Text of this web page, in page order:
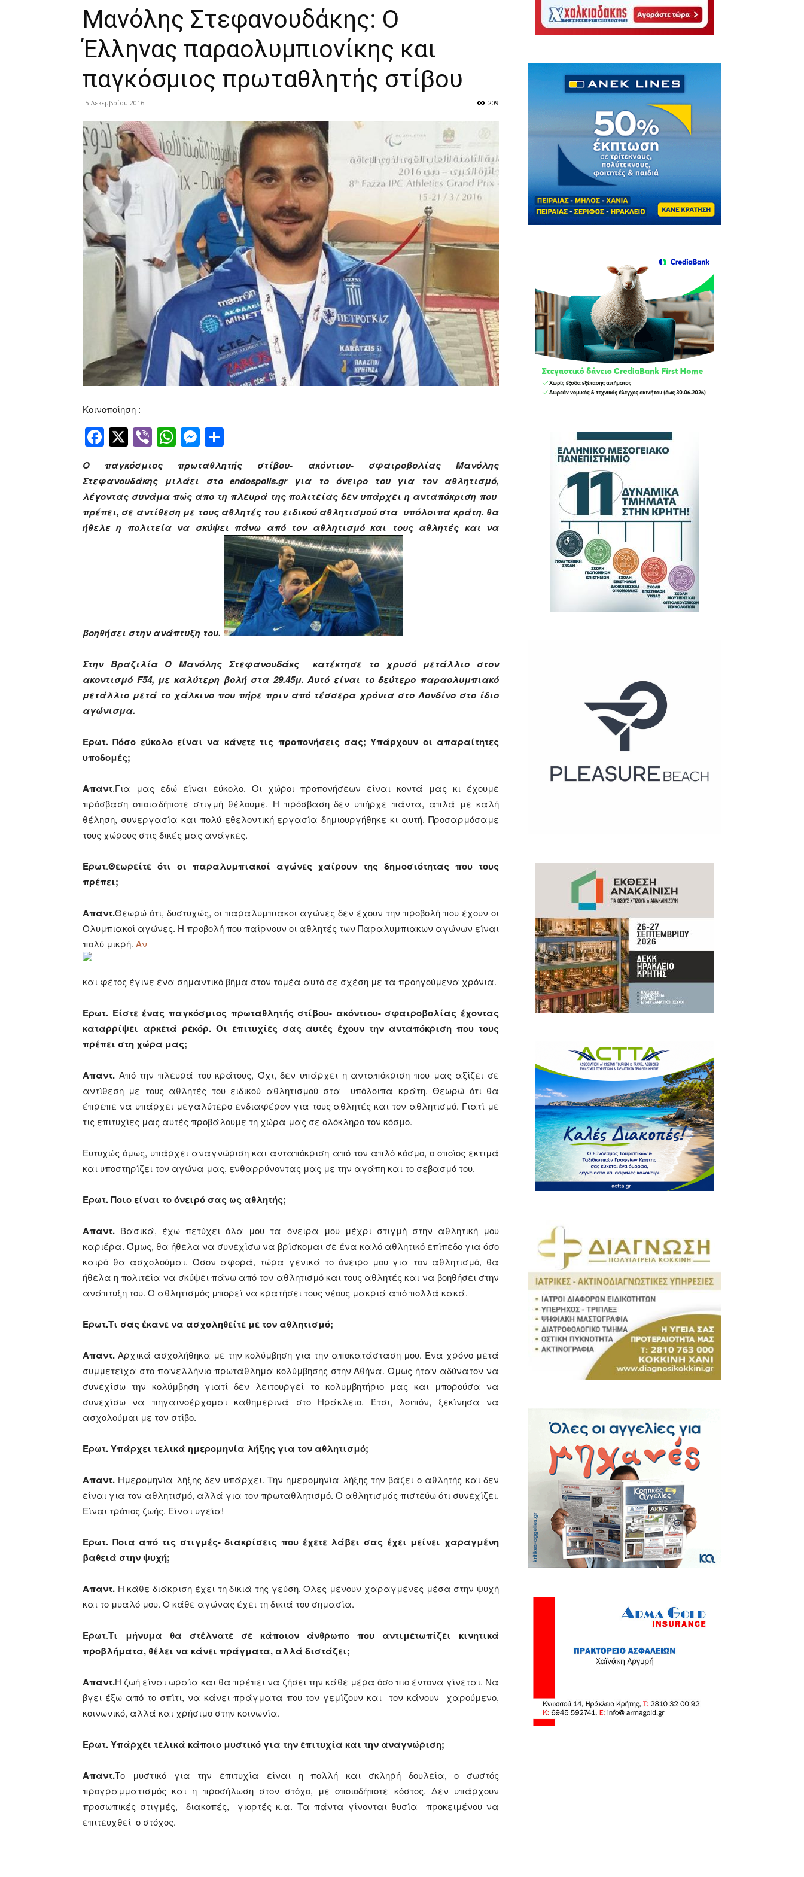
Μανόλης Στεφανουδάκης: Ο
Έλληνας παραολυμπιονίκης και
παγκόσμιος πρωταθλητής στίβου
5 Δεκεμβρίου 2016 209
Κοινοποίηση :
Facebook
Twitter
ViberWhatsApp
Messenger
Ο παγκόσμιος πρωταθλητής στίβου- ακόντιου- σφαιροβολίας Μανόλης
Στεφανουδάκης μιλάει στο endospolis.gr για το όνειρο του για τον αθλητισμό,
λέγοντας συνάμα πώς απο τη πλευρά της πολιτείας δεν υπάρχει η ανταπόκριση που
πρέπει, σε αντίθεση με τους αθλητές του ειδικού αθλητισμού στα υπόλοιπα κράτη. θα
ήθελε η πολιτεία να σκύψει πάνω από τον αθλητισμό και τους αθλητές και να
βοηθήσει στην ανάπτυξη του.
Στην Βραζιλία Ο Μανόλης Στεφανουδάκς κατέκτησε το χρυσό μετάλλιο στον
ακοντισμό F54, με καλύτερη βολή στα 29.45μ.Αυτό είναι το δεύτερο παραολυμπιακό
μετάλλιο μετά το χάλκινο που πήρε πριν από τέσσερα χρόνια στο Λονδίνο στο ίδιο
αγώνισμα.
Ερωτ. Πόσο εύκολο είναι να κάνετε τις προπονήσεις σας; Υπάρχουν οι απαραίτητες
υποδομές;
Απαντ.Για μας εδώ είναι εύκολο. Οι χώροι προπονήσεων είναι κοντά μας κι έχουμε
πρόσβαση οποιαδήποτε στιγμή θέλουμε. Η πρόσβαση δεν υπήρχε πάντα, απλά με καλή
θέληση, συνεργασία και πολύ εθελοντική εργασία δημιουργήθηκε κι αυτή. Προσαρμόσαμε
τους χώρους στις δικές μας ανάγκες.
Ερωτ.Θεωρείτε ότι οι παραλυμπιακοί αγώνες χαίρουν της δημοσιότητας που τους
πρέπει;
Aπαντ.Θεωρώ ότι, δυστυχώς, οι παραλυμπιακοι αγώνες δεν έχουν την προβολή που έχουν οι
Ολυμπιακοί αγώνες. Η προβολή που παίρνουν οι αθλητές των Παραλυμπιακων αγώνων είναι
πολύ μικρή. Αν
και φέτος έγινε ένα σημαντικό βήμα στον τομέα αυτό σε σχέση με τα προηγούμενα χρόνια.
Ερωτ. Είστε ένας παγκόσμιος πρωταθλητής στίβου- ακόντιου- σφαιροβολίας έχοντας
καταρρίψει αρκετά ρεκόρ. Οι επιτυχίες σας αυτές έχουν την ανταπόκριση που τους
πρέπει στη χώρα μας;
Απαντ. Από την πλευρά του κράτους, Όχι, δεν υπάρχει η ανταπόκριση που μας αξίζει σε
αντίθεση με τους αθλητές του ειδικού αθλητισμού στα υπόλοιπα κράτη. Θεωρώ ότι θα
έπρεπε να υπάρχει μεγαλύτερο ενδιαφέρον για τους αθλητές και τον αθλητισμό. Γιατί με
τις επιτυχίες μας αυτές προβάλουμε τη χώρα μας σε ολόκληρο τον κόσμο.
Ευτυχώς όμως, υπάρχει αναγνώριση και ανταπόκριση από τον απλό κόσμο, ο οποίος εκτιμά
και υποστηρίζει τον αγώνα μας, ενθαρρύνοντας μας με την αγάπη και το σεβασμό του.
Eρωτ. Ποιο είναι το όνειρό σας ως αθλητής;
Απαντ. Βασικά, έχω πετύχει όλα μου τα όνειρα μου μέχρι στιγμή στην αθλητική μου
καριέρα. Όμως, θα ήθελα να συνεχίσω να βρίσκομαι σε ένα καλό αθλητικό επίπεδο για όσο
καιρό θα ασχολούμαι. Όσον αφορά, τώρα γενικά το όνειρο μου για τον αθλητισμό, θα
ήθελα η πολιτεία να σκύψει πάνω από τον αθλητισμό και τους αθλητές και να βοηθήσει στην
ανάπτυξη του. Ο αθλητισμός μπορεί να κρατήσει τους νέους μακριά από πολλά κακά.
Ερωτ.Τι σας έκανε να ασχοληθείτε με τον αθλητισμό;
Απαντ. Αρχικά ασχολήθηκα με την κολύμβηση για την αποκατάσταση μου. Ένα χρόνο μετά
συμμετείχα στο πανελλήνιο πρωτάθλημα κολύμβησης στην Αθήνα. Όμως ήταν αδύνατον να
συνεχίσω την κολύμβηση γιατί δεν λειτουργεί το κολυμβητήριο μας και μπορούσα να
συνεχίσω να πηγαινοέρχομαι καθημερινά στο Ηράκλειο. Έτσι, λοιπόν, ξεκίνησα να
ασχολούμαι με τον στίβο.
Ερωτ. Υπάρχει τελικά ημερομηνία λήξης για τον αθλητισμό;
Απαντ. Ημερομηνία λήξης δεν υπάρχει. Την ημερομηνία λήξης την βάζει ο αθλητής και δεν
είναι για τον αθλητισμό, αλλά για τον πρωταθλητισμό. Ο αθλητισμός πιστεύω ότι συνεχίζει.
Είναι τρόπος ζωής. Είναι υγεία!
Ερωτ. Ποια από τις στιγμές- διακρίσεις που έχετε λάβει σας έχει μείνει χαραγμένη
βαθειά στην ψυχή;
Απαντ. Η κάθε διάκριση έχει τη δικιά της γεύση. Όλες μένουν χαραγμένες μέσα στην ψυχή
και το μυαλό μου. Ο κάθε αγώνας έχει τη δικιά του σημασία.
Ερωτ.Τι μήνυμα θα στέλνατε σε κάποιον άνθρωπο που αντιμετωπίζει κινητικά
προβλήματα, θέλει να κάνει πράγματα, αλλά διστάζει;
Απαντ.Η ζωή είναι ωραία και θα πρέπει να ζήσει την κάθε μέρα όσο πιο έντονα γίνεται. Να
βγει έξω από το σπίτι, να κάνει πράγματα που τον γεμίζουν και τον κάνουν χαρούμενο,
κοινωνικό, αλλά και χρήσιμο στην κοινωνία.
Ερωτ. Υπάρχει τελικά κάποιο μυστικό για την επιτυχία και την αναγνώριση;
Απαντ.Το μυστικό για την επιτυχία είναι η πολλή και σκληρή δουλεία, ο σωστός
προγραμματισμός και η προσήλωση στον στόχο, με οποιοδήποτε κόστος. Δεν υπάρχουν
προσωπικές στιγμές, διακοπές, γιορτές κ.α. Τα πάντα γίνονται θυσία προκειμένου να
επιτευχθεί ο στόχος.